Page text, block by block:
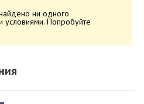
ни одного
Попробуйте